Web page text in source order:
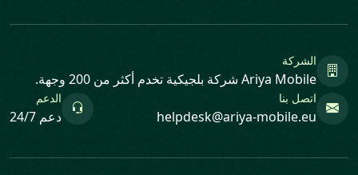
الشركة
Ariya Mobile شركة بلجيكية تخدم أكثر من 200 وجهة.
اتصل بنا
helpdesk@ariya-mobile.eu
الدعم
دعم 24/7